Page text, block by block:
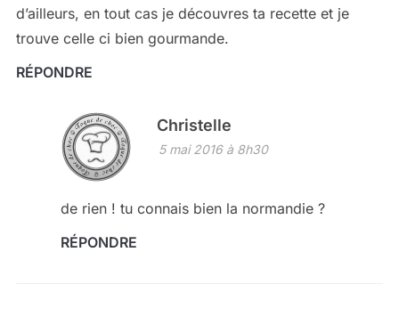
d’ailleurs, en tout cas je découvres ta recette et je
trouve celle ci bien gourmande.
RÉPONDRE
Christelle
5 mai 2016 à 8h30
de rien ! tu connais bien la normandie ?
RÉPONDRE